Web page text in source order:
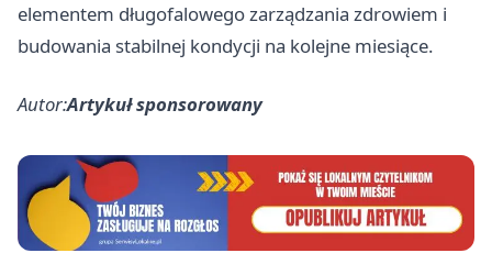
elementem długofalowego zarządzania zdrowiem i
budowania stabilnej kondycji na kolejne miesiące.
Autor:Artykuł sponsorowany